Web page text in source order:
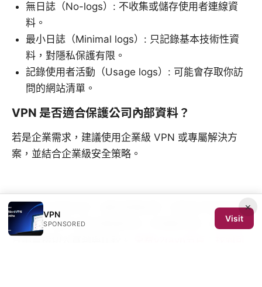
無日誌（No-logs）: 不收集或儲存使用者連線資
料。
最小日誌（Minimal logs）: 只記錄基本技術性資
料，對隱私保護有限。
記錄使用者活動（Usage logs）: 可能會存取你訪
問的網站清單。
VPN 是否適合保護公司內部資料？
若是企業需求，建議使用企業級 VPN 或專屬解決方
案，並結合企業級安全策略。
如需更多深度分析、最新測速結果、或特定地區的伺服
器測試，我可以幫你整理成另一份專題文章，讓你在影
×
VPN
SPONSORED
Visit